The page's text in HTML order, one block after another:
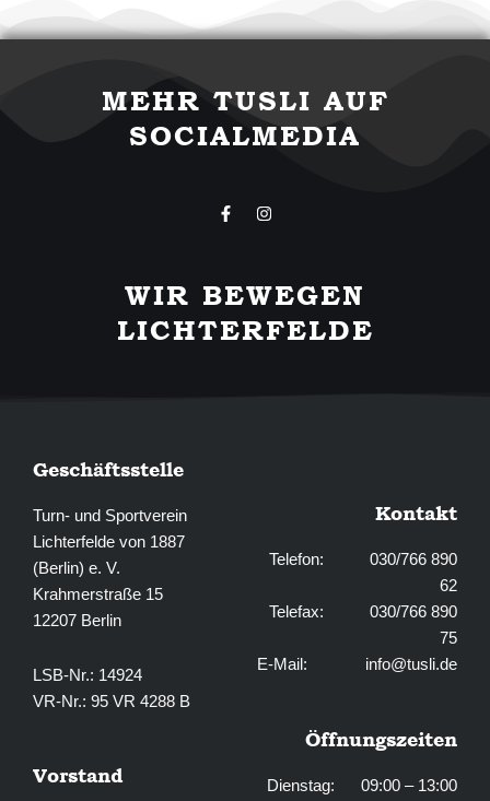
MEHR TUSLI AUF
SOCIALMEDIA
F
a
o
o
k
-
I
n
g
r
a
m
WIR BEWEGEN
LICHTERFELDE
Geschäftsstelle
Turn- und Sportverein
Lichterfelde von 1887
(Berlin) e. V.
Krahmerstraße 15
12207 Berlin
LSB-Nr.: 14924
VR-Nr.: 95 VR 4288 B
Vorstand
Kontakt
Telefon: 030/766 890
62
Telefax: 030/766 890
75
E-Mail: info@tusli.de
Öffnungszeiten
Dienstag: 09:00 – 13:00